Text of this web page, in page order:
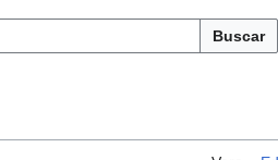
Buscar